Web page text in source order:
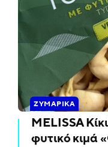
ΖΥΜΑΡΙΚΆ
MELISSA
φυτικό κιμά